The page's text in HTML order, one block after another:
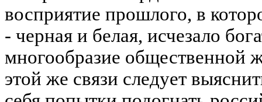
восприятие прошлого, в
- черная и белая, исчезало
многообразие общественной
этой же связи следует